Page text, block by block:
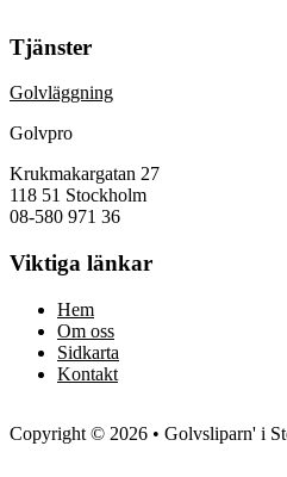
Tjänster
Golvläggning
Golvpro
Krukmakargatan 27
118 51 Stockholm
08-580 971 36
Viktiga länkar
Hem
Om oss
Sidkarta
Kontakt
Copyright © 2026 • Golvsliparn' i